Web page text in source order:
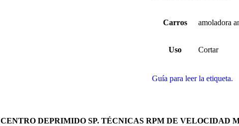
Carros amoladora
Uso Cortar
Guía para leer la etiqueta.
CENTRO DEPRIMIDO SP. TÉCNICAS RPM DE VELOCIDAD